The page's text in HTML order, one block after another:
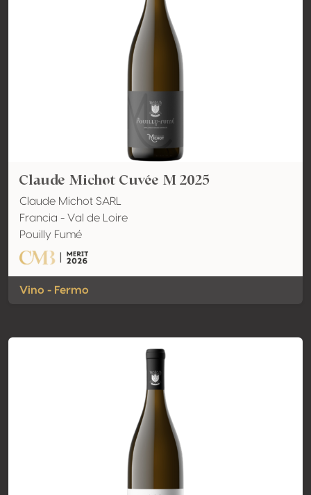
Claude Michot Cuvée M 2025
Claude Michot SARL
Francia - Val de Loire
Pouilly Fumé
Vino - Fermo